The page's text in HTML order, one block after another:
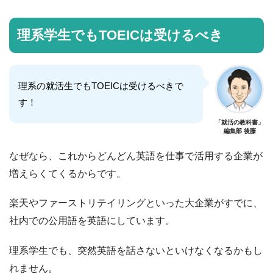
理系学生でもTOEICは受けるべき
理系の就活生でもTOEICは受けるべきで
す！
「就活の教科書」
編集部 後藤
なぜなら、これからどんどん英語を仕事で活用する企業が
増えらくてくるからです。
楽天やファーストリテイリングといった大企業がすでに、
社内での公用語を英語にしています。
理系学生でも、突然英語を話さないといけなくなるかもし
れません。